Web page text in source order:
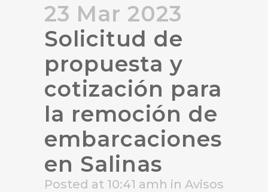
23 Mar 2023
Solicitud de
propuesta y
cotización para
la remoción de
embarcaciones
en Salinas
Posted at 10:41 amh in Avisos